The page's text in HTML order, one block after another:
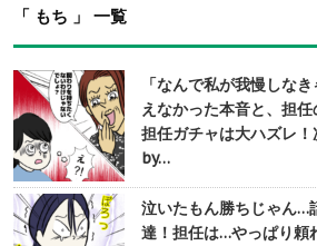
「 もち 」 一覧
「なんで私が我慢しな
えなかった本音と、担
担任ガチャは大ハズレ
by…
泣いたもん勝ちじゃん…
達！担任は…やっぱり頼